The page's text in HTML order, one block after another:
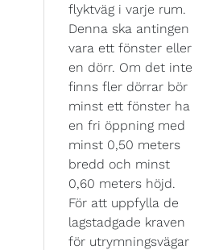
flyktväg i varje rum.
Denna ska antingen
vara ett fönster eller
en dörr. Om det inte
finns fler dörrar bör
minst ett fönster ha
en fri öppning med
minst 0,50 meters
bredd och minst
0,60 meters höjd.
För att uppfylla de
lagstadgade kraven
för utrymningsvägar